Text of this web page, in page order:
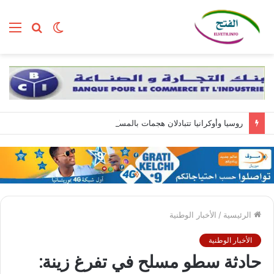
بحث الوضع
الرئيسية / الأخبار الوطنية
الأخبار الوطنية
حادثة سطو مسلح في تفرغ زينة: